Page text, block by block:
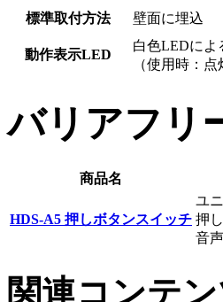
標準取付方法
壁面に埋込
動作表示LED
白色LEDによ
（使用時：
バリアフリ
商品名
HDS-A5 押しボタ ンスイ ッチ
ユ
押
音
関連コンテ